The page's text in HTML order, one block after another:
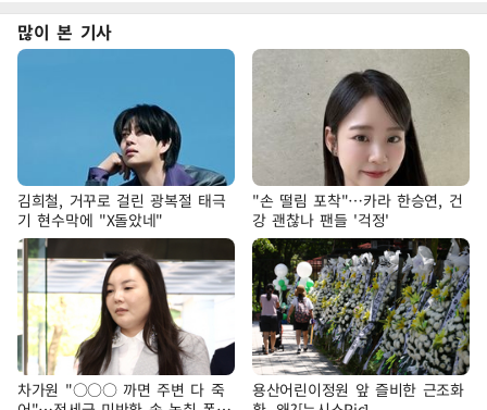
많이 본 기사
김희철, 거꾸로 걸린 광복절 태극
기 현수막에 "X돌았네"
"손 떨림 포착"…카라 한승연, 건
강 괜찮나 팬들 '걱정'
차가원 "○○○ 까면 주변 다 죽
용산어린이정원 앞 즐비한 근조화